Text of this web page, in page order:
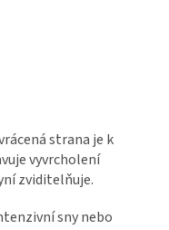
strana je k
vyvrcholení
zviditelňuje.
sny nebo